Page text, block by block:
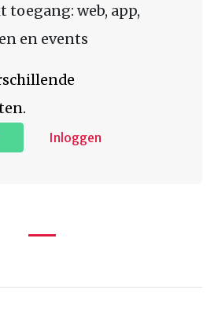
toegang: web, app,
en events
Inloggen